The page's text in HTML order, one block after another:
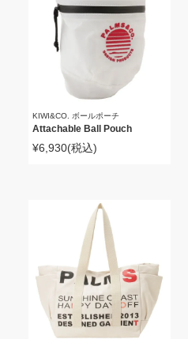
KIWI&CO. ボールポーチ
Attachable Ball Pouch
¥6,930(税込)